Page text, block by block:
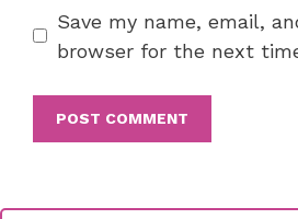
Save my name, email,
browser for the next